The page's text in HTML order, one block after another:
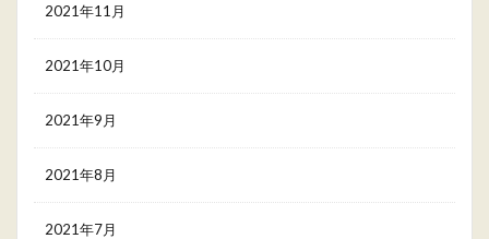
2021年11月
2021年10月
2021年9月
2021年8月
2021年7月